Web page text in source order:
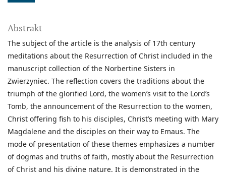
Abstrakt
The subject of the article is the analysis of 17th century
meditations about the Resurrection of Christ included in the
manuscript collection of the Norbertine Sisters in
Zwierzyniec. The reflection covers the traditions about the
triumph of the glorified Lord, the women’s visit to the Lord’s
Tomb, the announcement of the Resurrection to the women,
Christ offering fish to his disciples, Christ’s meeting with Mary
Magdalene and the disciples on their way to Emaus. The
mode of presentation of these themes emphasizes a number
of dogmas and truths of faith, mostly about the Resurrection
of Christ and his divine nature. It is demonstrated in the